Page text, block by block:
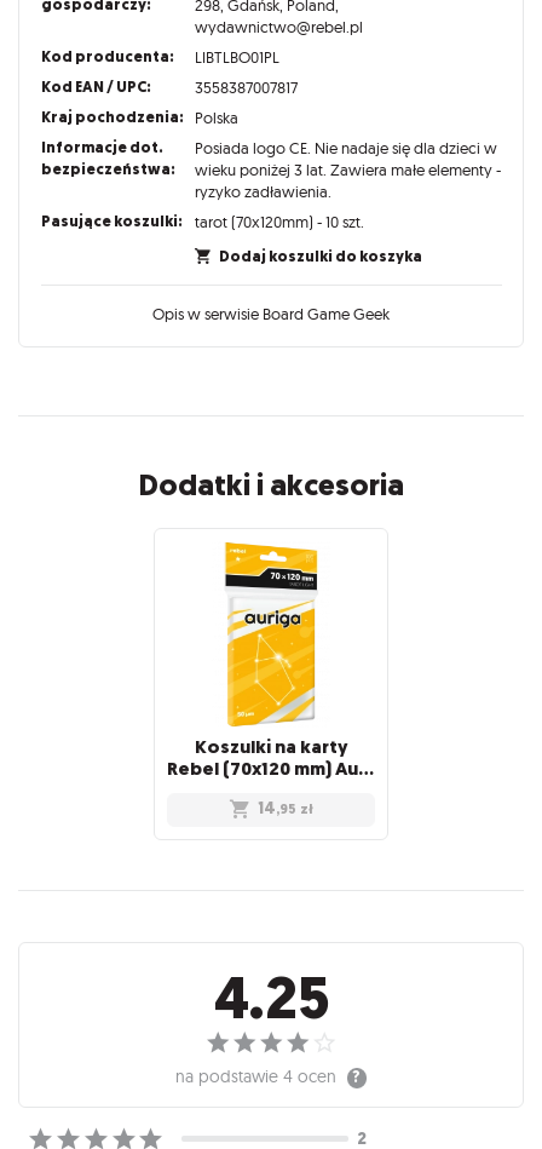
298, Gdańsk, Poland,
wydawnictwo@rebel.pl
Kod producenta: LIBTLBO01PL
Kod EAN / UPC: 3558387007817
Kraj pochodzenia: Polska
Informacje dot.
bezpieczeństwa:
Posiada logo CE. Nie nadaje się dla dzieci w
wieku poniżej 3 lat. Zawiera małe elementy -
ryzyko zadławienia.
Pasujące koszulki: tarot (70x120mm) - 10 szt.
Dodaj koszulki do koszyka
Opis w serwisie Board Game Geek
Dodatki i akcesoria
Koszulki na karty
Rebel (70x120 mm) Auriga Light, 100 sztuk
14,95 zł
Recenzje
4.25
na podstawie 4 ocen